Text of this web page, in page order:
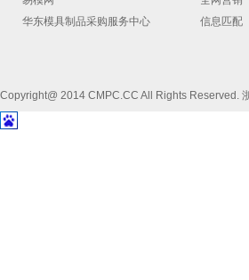
华东模具制品采购服务中心
信息匹配
Copyright@ 2014 CMPC.CC All Rights Reserved.